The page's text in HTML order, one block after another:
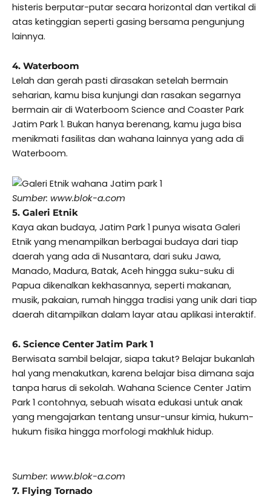
histeris berputar-putar secara horizontal dan vertikal di
atas ketinggian seperti gasing bersama pengunjung
lainnya.
4. Waterboom
Lelah dan gerah pasti dirasakan setelah bermain
seharian, kamu bisa kunjungi dan rasakan segarnya
bermain air di Waterboom Science and Coaster Park
Jatim Park 1. Bukan hanya berenang, kamu juga bisa
menikmati fasilitas dan wahana lainnya yang ada di
Waterboom.
Sumber: www.blok-a.com
5. Galeri Etnik
Kaya akan budaya, Jatim Park 1 punya wisata Galeri
Etnik yang menampilkan berbagai budaya dari tiap
daerah yang ada di Nusantara, dari suku Jawa,
Manado, Madura, Batak, Aceh hingga suku-suku di
Papua dikenalkan kekhasannya, seperti makanan,
musik, pakaian, rumah hingga tradisi yang unik dari tiap
daerah ditampilkan dalam layar atau aplikasi interaktif.
6. Science Center Jatim Park 1
Berwisata sambil belajar, siapa takut? Belajar bukanlah
hal yang menakutkan, karena belajar bisa dimana saja
tanpa harus di sekolah. Wahana Science Center Jatim
Park 1 contohnya, sebuah wisata edukasi untuk anak
yang mengajarkan tentang unsur-unsur kimia, hukum-
hukum fisika hingga morfologi makhluk hidup.
Sumber: www.blok-a.com
7. Flying Tornado